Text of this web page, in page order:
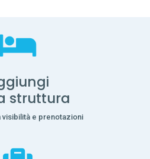
struttura
visibilità e prenotazioni